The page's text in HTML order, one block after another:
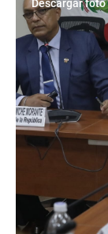
Descargar foto